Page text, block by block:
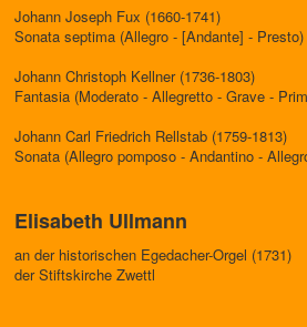
Johann Joseph Fux (1660-1741)
Sonata septima (Allegro - [Andante] - Presto)
Johann Christoph Kellner (1736-1803)
Fantasia (Moderato - Allegretto - Grave -
Johann Carl Friedrich Rellstab (1759-1813)
Sonata (Allegro pomposo - Andantino -
Elisabeth Ullmann
an der historischen Egedacher-Orgel (1731)
der Stiftskirche Zwettl